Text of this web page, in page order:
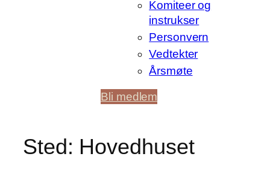
Komiteer og
instrukser
Personvern
Vedtekter
Årsmøte
Bli medlem
Sted: Hovedhuset